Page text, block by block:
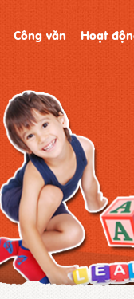
Công văn Hoạt